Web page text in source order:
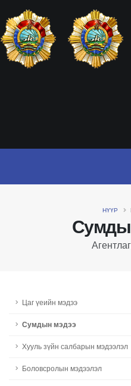
НҮҮР
Цаг үеийн мэдээ
Сумдын мэдээ
Хууль зүйн салбарын мэдээлэл
Боловсролын мэдээлэл